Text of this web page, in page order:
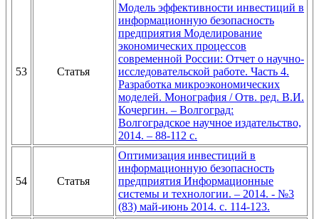
53 Статья
Модель эффективности инвестиций в
информационную безопасность
предприятия Моделирование
экономических процессов
современной России: Отчет о научно-
исследовательской работе. Часть 4.
Разработка микроэкономических
моделей. Монография / Отв. ред. В.И.
Кочергин. – Волгоград:
Волгоградское научное издательство,
2014. – 88-112 с.
54 Статья
Оптимизация инвестиций в
информационную безопасность
предприятия Информационные
системы и технологии. – 2014. - №3
(83) май-июнь 2014. с. 114-123.